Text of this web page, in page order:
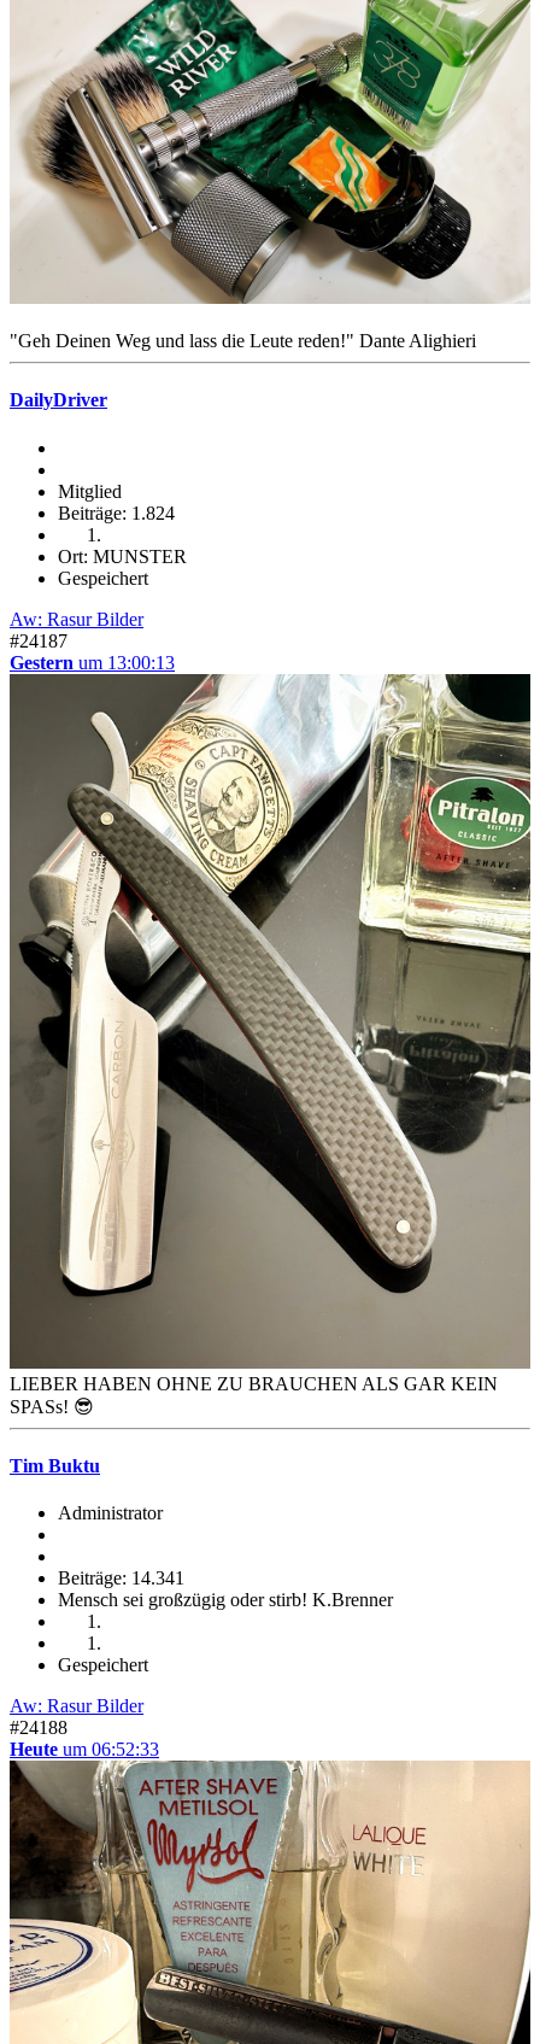
"Geh Deinen Weg und lass die Leute reden!" Dante Alighieri
DailyDriver
Mitglied
Beiträge: 1.824
Ort: MUNSTER
Gespeichert
Aw: Rasur Bilder
#24187
Gestern um 13:00:13
LIEBER HABEN OHNE ZU BRAUCHEN ALS GAR KEIN
SPASs! 😎
Tim Buktu
Administrator
Beiträge: 14.341
Mensch sei großzügig oder stirb! K.Brenner
Gespeichert
Aw: Rasur Bilder
#24188
Heute um 06:52:33